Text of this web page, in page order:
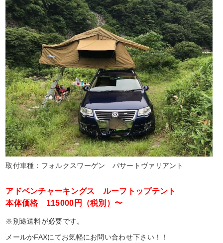
取付車種：フォルクスワーゲン パサートヴァリアント
アドベンチャーキングス ルーフトップテント
本体価格 115000円（税別）〜
※別途送料が必要です。
メールかFAXにてお気軽にお問い合わせ下さい！！